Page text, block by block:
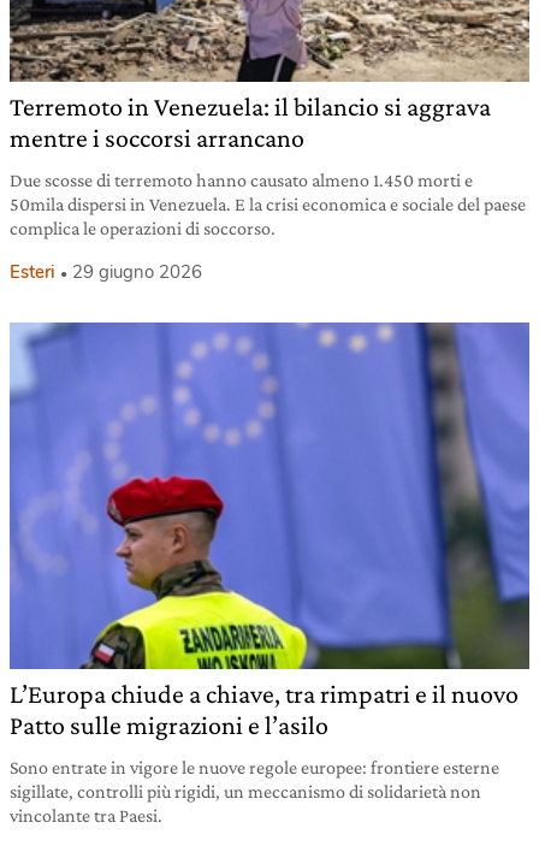
Terremoto in Venezuela: il bilancio si aggrava
mentre i soccorsi arrancano
Due scosse di terremoto hanno causato almeno 1.450 morti e
50mila dispersi in Venezuela. E la crisi economica e sociale del paese
complica le operazioni di soccorso.
Esteri 29 giugno 2026
L’Europa chiude a chiave, tra rimpatri e il nuovo
Patto sulle migrazioni e l’asilo
Sono entrate in vigore le nuove regole europee: frontiere esterne
sigillate, controlli più rigidi, un meccanismo di solidarietà non
vincolante tra Paesi.